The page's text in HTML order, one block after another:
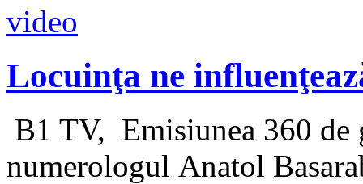
Locuinţa ne
B1 TV, Emisiunea 360
numerologul Anatol